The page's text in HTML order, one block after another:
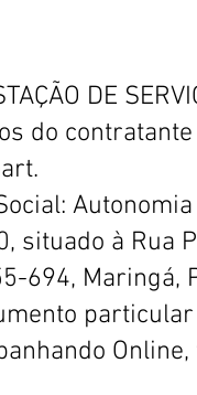
DE
do
situado à Rua
694, Maringá,